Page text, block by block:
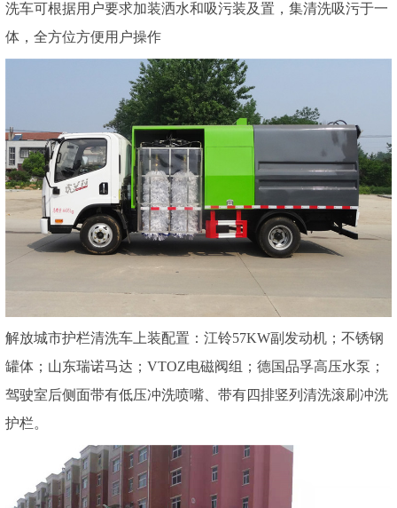
洗车可根据用户要求加装洒水和吸污装及置，集清洗吸污于一
体，全方位方便用户操作
解放城市护栏清洗车上装配置：江铃57KW副发动机；不锈钢
罐体；山东瑞诺马达；VTOZ电磁阀组；德国品孚高压水泵；
驾驶室后侧面带有低压冲洗喷嘴、带有四排竖列清洗滚刷冲洗
护栏。